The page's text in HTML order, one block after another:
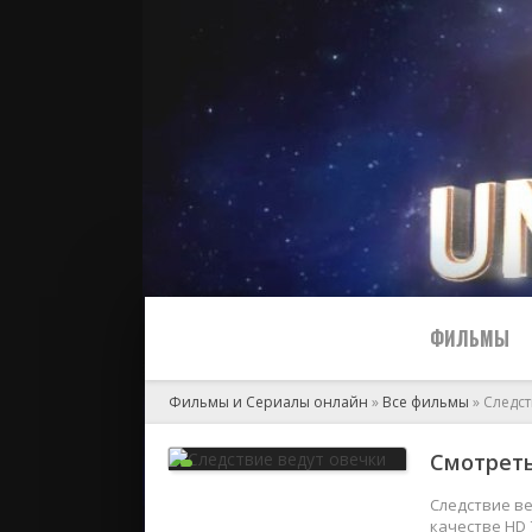
ФИЛЬМЫ
2024
Фильмы и Сериалы онлайн » Все фильмы »
Следствие
качестве